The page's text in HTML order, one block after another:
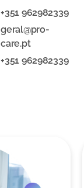
+351 962982339
geral@pro-
care.pt
+351 962982339